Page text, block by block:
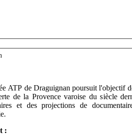
ATP de Draguignan poursuit l'objectif
de la Provence varoise du siècle
et des projections de
: